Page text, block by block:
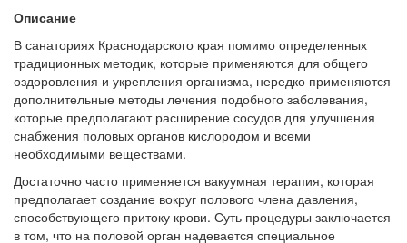
Описание
В санаториях Краснодарского края помимо определенных
традиционных методик, которые применяются для общего
оздоровления и укрепления организма, нередко применяются
дополнительные методы лечения подобного заболевания,
которые предполагают расширение сосудов для улучшения
снабжения половых органов кислородом и всеми
необходимыми веществами.
Достаточно часто применяется вакуумная терапия, которая
предполагает создание вокруг полового члена давления,
способствующего притоку крови. Суть процедуры заключается
в том, что на половой орган надевается специальное